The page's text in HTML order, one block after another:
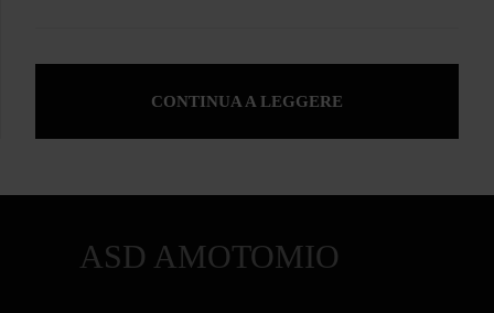
CONTINUA A LEGGERE
ASD AMOTOMIO